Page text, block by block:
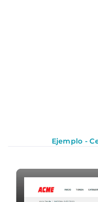
Ejemplo -